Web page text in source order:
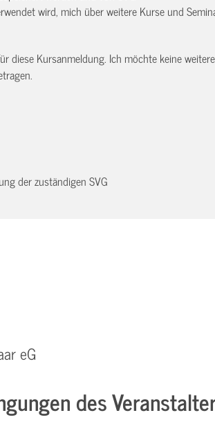
wird, mich über weitere Kurse und
diese Kursanmeldung. Ich möchte keine weitere
der zuständigen SVG
eG
des